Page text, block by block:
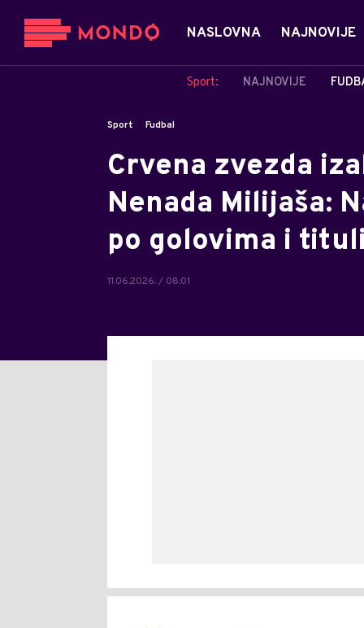
NASLOVNA NAJNOVIJE
Sport: NAJNOVIJE
Sport Fudbal
Crvena zvezda
Nenada Milijaša:
po golovima i
11.06.2026. / 08:01